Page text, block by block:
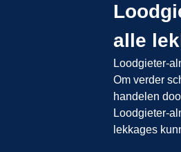
alle
Loodgieter-
Om verder
handelen
Loodgieter-
lekkages